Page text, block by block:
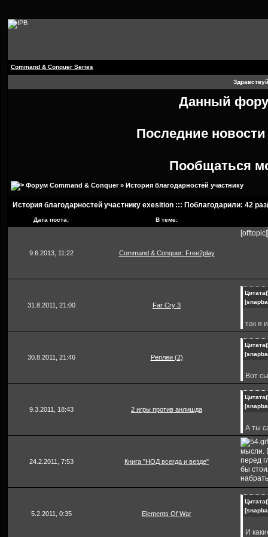
Command & Conquer Series
Данный
Последние
Пообщаться
Форум Command & Conquer» История благодарностей участнику
История благодарностей участнику exesition ::: Поблагодарили: 42
Дата поста: В теме:
9.6.2013, 11:22 Command & Conquer: Free2play
[offtopic]
31.8.2011, 21:00 Far Cry 3
так я
там
30.8.2011, 21:46 Реплеи (2)
Вот
алл
Он же
9.3.2011, 18:43 2 игры против анлишда
А ты
про
потом
омг
кв,
ратио
24.2.2011, 7:53 Книга "НОД всегда и везде"
мысли.
перед
бы
можно
5.2.2011, 0:35 Elements Of War
И